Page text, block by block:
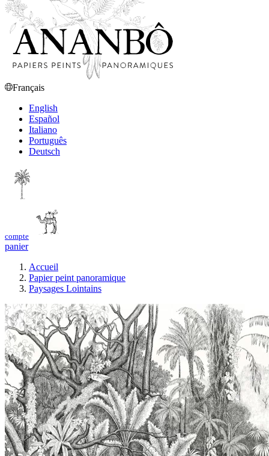
Français
English
Español
Italiano
Português
Deutsch
compte
panier
Accueil
Papier peint panoramique
Paysages Lointains